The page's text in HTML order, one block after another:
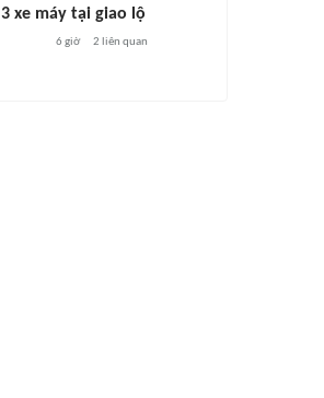
3 xe máy tại giao lộ
6 giờ 2 liên quan